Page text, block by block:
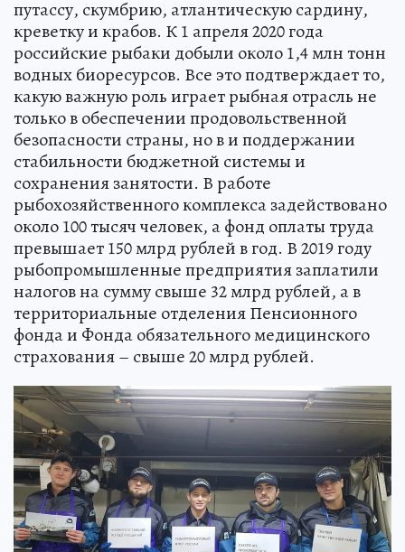
путассу, скумбрию, атлантическую сардину,
креветку и крабов. К 1 апреля 2020 года
российские рыбаки добыли около 1,4 млн тонн
водных биоресурсов. Все это подтверждает то,
какую важную роль играет рыбная отрасль не
только в обеспечении продовольственной
безопасности страны, но в и поддержании
стабильности бюджетной системы и
сохранения занятости. В работе
рыбохозяйственного комплекса задействовано
около 100 тысяч человек, а фонд оплаты труда
превышает 150 млрд рублей в год. В 2019 году
рыбопромышленные предприятия заплатили
налогов на сумму свыше 32 млрд рублей, а в
территориальные отделения Пенсионного
фонда и Фонда обязательного медицинского
страхования – свыше 20 млрд рублей.